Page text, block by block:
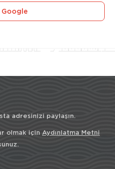
Google
adresinizi paylaşın.
olmak için Aydınlatma Metni